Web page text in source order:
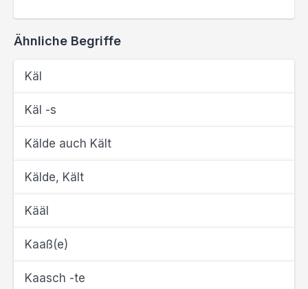
Ähnliche Begriffe
Käl
Käl -s
Kälde auch Kält
Kälde, Kält
Kääl
Kaaß(e)
Kaasch -te